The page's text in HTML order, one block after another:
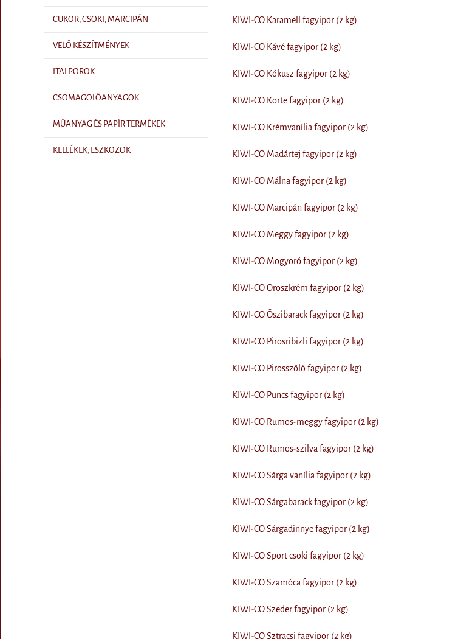
KIWI-CO Karamell fagyipor (2 kg)
KIWI-CO Kávé fagyipor (2 kg)
KIWI-CO Kókusz fagyipor (2 kg)
KIWI-CO Körte fagyipor (2 kg)
KIWI-CO Krémvanília fagyipor (2 kg)
KIWI-CO Madártej fagyipor (2 kg)
KIWI-CO Málna fagyipor (2 kg)
KIWI-CO Marcipán fagyipor (2 kg)
KIWI-CO Meggy fagyipor (2 kg)
KIWI-CO Mogyoró fagyipor (2 kg)
KIWI-CO Oroszkrém fagyipor (2 kg)
KIWI-CO Őszibarack fagyipor (2 kg)
KIWI-CO Pirosribizli fagyipor (2 kg)
KIWI-CO Pirosszőlő fagyipor (2 kg)
KIWI-CO Puncs fagyipor (2 kg)
KIWI-CO Rumos-meggy fagyipor (2 kg)
KIWI-CO Rumos-szilva fagyipor (2 kg)
KIWI-CO Sárga vanília fagyipor (2 kg)
KIWI-CO Sárgabarack fagyipor (2 kg)
KIWI-CO Sárgadinnye fagyipor (2 kg)
KIWI-CO Sport csoki fagyipor (2 kg)
KIWI-CO Szamóca fagyipor (2 kg)
KIWI-CO Szeder fagyipor (2 kg)
KIWI-CO Sztracsi fagyipor (2 kg)
CUKOR, CSOKI, MARCIPÁN
VELŐ KÉSZÍTMÉNYEK
ITALPOROK
CSOMAGOLÓANYAGOK
MŰANYAG ÉS PAPÍR TERMÉKEK
KELLÉKEK, ESZKÖZÖK